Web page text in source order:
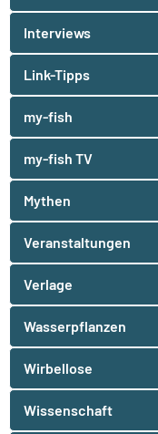
Interviews
Link-Tipps
my-fish
my-fish TV
Mythen
Veranstaltungen
Verlage
Wasserpflanzen
Wirbellose
Wissenschaft